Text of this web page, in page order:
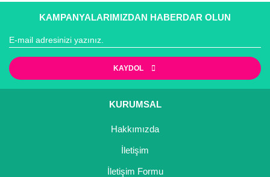
KAMPANYALARIMIZDAN HABERDAR OLUN
KAYDOL
KURUMSAL
Hakkımızda
İletişim
İletişim Formu
Girebolu Fidanı
Goji Berry Fidanı
Hünnap Fidanı